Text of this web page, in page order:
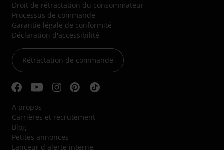
Droit de rétractation du consommateur
Processus de commande
Garantie légale de conformité
Déclaration d'accessibilité
Rétractation de commande
A propos
Carrières et recrutement
Blog
Petites annonces
Lanceur d´alerte interne